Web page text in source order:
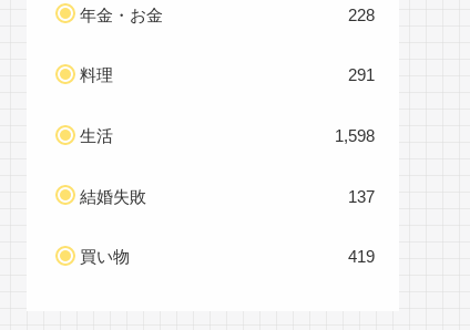
年金・お金 228
料理 291
生活 1,598
結婚失敗 137
買い物 419